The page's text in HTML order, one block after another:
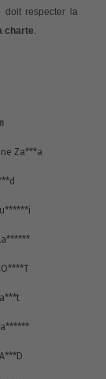
doit respecter la
charte.
Za***a